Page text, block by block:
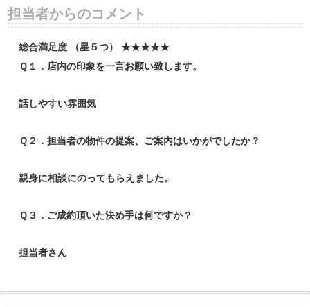
担当者からのコメント
総合満足度 （星５つ） ★★★★★
Ｑ１．店内の印象を一言お願い致します。
話しやすい雰囲気
Ｑ２．担当者の物件の提案、ご案内はいかがでしたか？
親身に相談にのってもらえました。
Ｑ３．ご成約頂いた決め手は何ですか？
担当者さん